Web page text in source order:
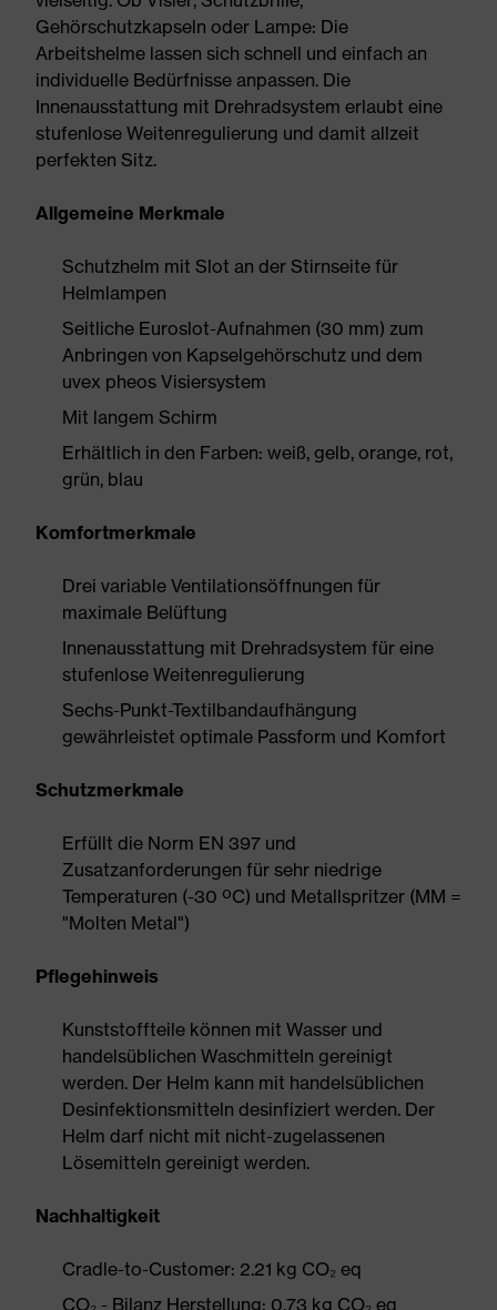
Gehörschutzkapseln oder Lampe: Die
Arbeitshelme lassen sich schnell und einfach an
individuelle Bedürfnisse anpassen. Die
Innenausstattung mit Drehradsystem erlaubt eine
stufenlose Weitenregulierung und damit allzeit
perfekten Sitz.
Allgemeine Merkmale
Schutzhelm mit Slot an der Stirnseite für
Helmlampen
Seitliche Euroslot-Aufnahmen (30 mm) zum
Anbringen von Kapselgehörschutz und dem
uvex pheos Visiersystem
Mit langem Schirm
Erhältlich in den Farben: weiß, gelb, orange, rot,
grün, blau
Komfortmerkmale
Drei variable Ventilationsöffnungen für
maximale Belüftung
Innenausstattung mit Drehradsystem für eine
stufenlose Weitenregulierung
Sechs-Punkt-Textilbandaufhängung
gewährleistet optimale Passform und Komfort
Schutzmerkmale
Erfüllt die Norm EN 397 und
Zusatzanforderungen für sehr niedrige
Temperaturen (-30 ºC) und Metallspritzer (MM =
"Molten Metal")
Pflegehinweis
Kunststoffteile können mit Wasser und
handelsüblichen Waschmitteln gereinigt
werden. Der Helm kann mit handelsüblichen
Desinfektionsmitteln desinfiziert werden. Der
Helm darf nicht mit nicht-zugelassenen
Lösemitteln gereinigt werden.
Nachhaltigkeit
Cradle-to-Customer: 2.21 kg CO₂ eq
CO₂ - Bilanz Herstellung: 0.73 kg CO₂ eq